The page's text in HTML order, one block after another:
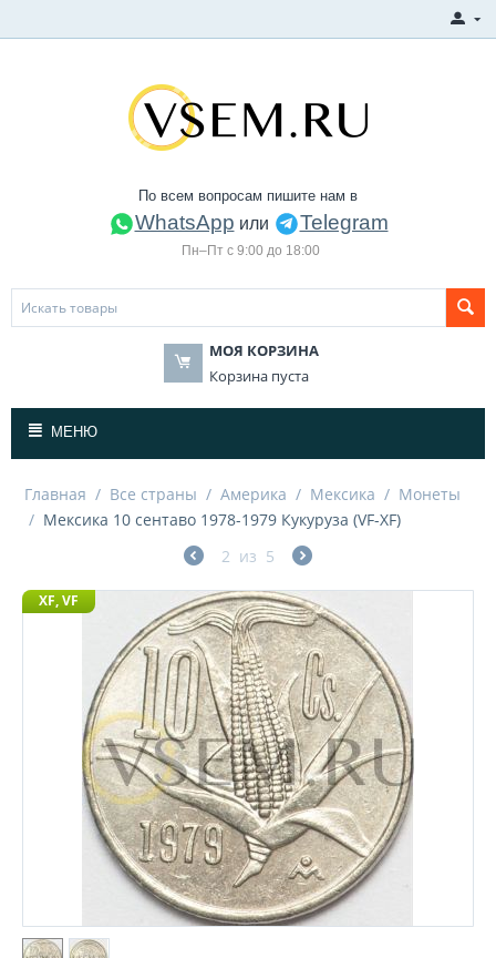
По всем вопросам пишите нам в
WhatsApp или Telegram
Пн–Пт с 9:00 до 18:00
МОЯ КОРЗИНА
Корзина пуста
МЕНЮ
Главная / Все страны / Америка / Мексика / Монеты
/ Мексика 10 сентаво 1978-1979 Кукуруза (VF-XF)
2 из 5
XF, VF